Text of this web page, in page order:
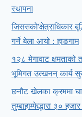
स्थापना
जिससको‘क्षेत्राधिकार
गर्ने बेला आयो : हाङगाम
१२८ मेगावाट क्षमताको
भूमिगत उत्खनन् कार्य
छनौट खेलका क्रममा
तुम्बाहाम्फेद्धारा ३०